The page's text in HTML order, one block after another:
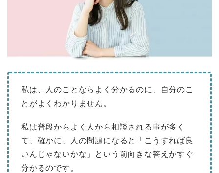
私は、人のことならよく分かるのに、自分のこ
とがよくわかりません。
私は普段からよく人から相談される事が多く
て、確かに、人の問題になると「こうすれば良
いんじゃないかな」という前向きな答えがすぐ
分かるのです。